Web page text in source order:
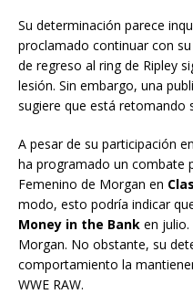
Su determinación parece
proclamado continuar con su
de regreso al ring de Ripley
lesión. Sin embargo, una
sugiere que está retomando
A pesar de su participación en
ha programado un combate
Femenino de Morgan en
modo, esto podría indicar
Money in the Bank en
Morgan. No obstante, su
comportamiento la
WWE RAW.